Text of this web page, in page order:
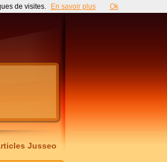
Jusseo
de visites. En savoir plus Ok